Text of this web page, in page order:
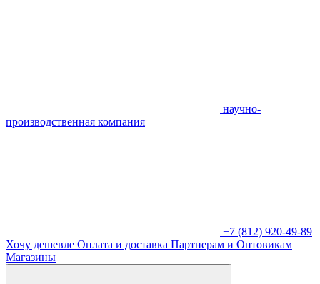
научно-
производственная компания
+7 (812) 920-49-89
Хочу дешевле Оплата и доставка Партнерам и Оптовикам
Магазины